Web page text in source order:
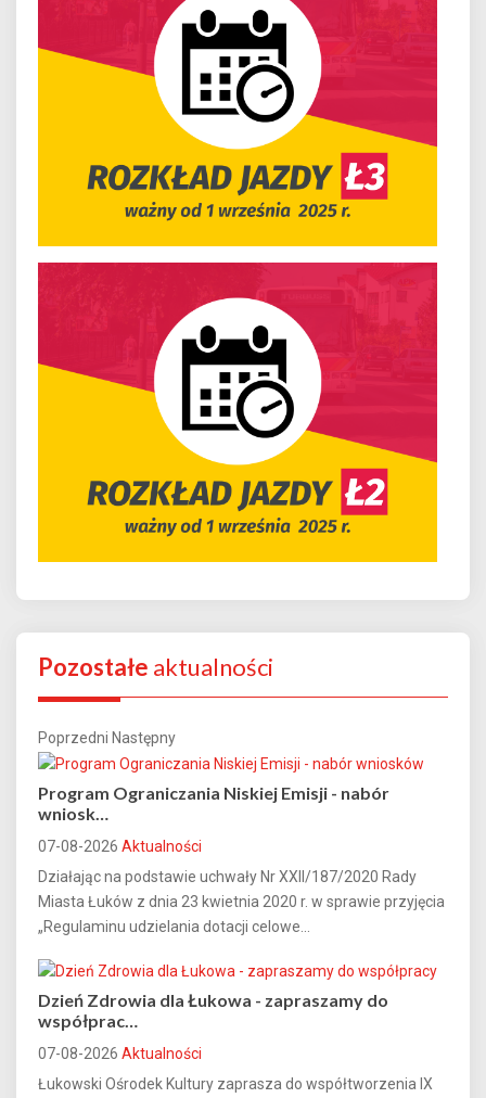
Pozostałe aktualności
Poprzedni Następny
Program Ograniczania Niskiej Emisji - nabór
wniosk…
07-08-2026 Aktualności
Działając na podstawie uchwały Nr XXII/187/2020 Rady
Miasta Łuków z dnia 23 kwietnia 2020 r. w sprawie przyjęcia
„Regulaminu udzielania dotacji celowe...
Dzień Zdrowia dla Łukowa - zapraszamy do
współprac…
07-08-2026 Aktualności
Łukowski Ośrodek Kultury zaprasza do współtworzenia IX